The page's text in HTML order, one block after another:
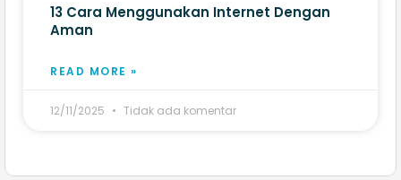
13 Cara Menggunakan Internet Dengan
Aman​
READ MORE »
12/11/2025 Tidak ada komentar